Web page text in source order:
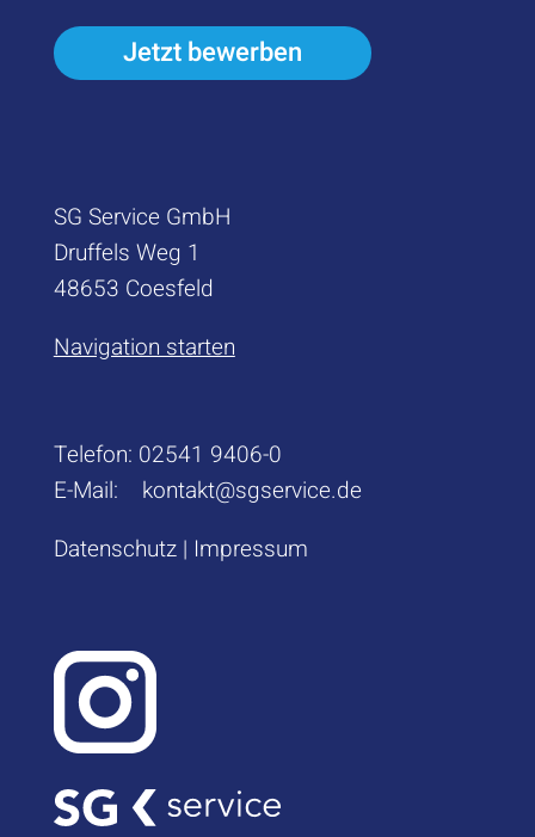
Jetzt bewerben
SG Service GmbH
Druffels Weg 1
48653 Coesfeld
Navigation starten
Telefon: 02541 9406-0
E-Mail: kontakt@sgservice.de
Datenschutz| Impressum